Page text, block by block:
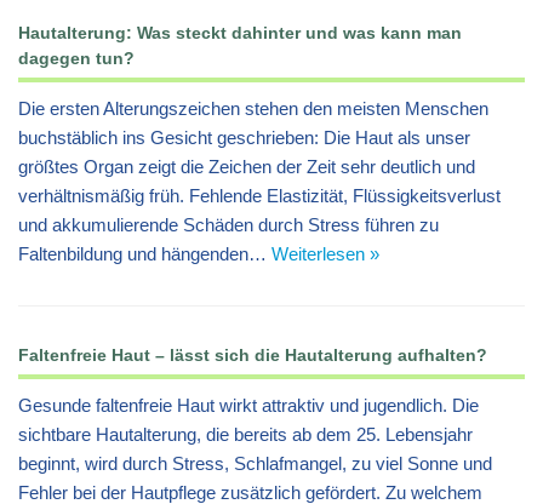
Hautalterung: Was steckt dahinter und was kann man
dagegen tun?
Die ersten Alterungszeichen stehen den meisten Menschen
buchstäblich ins Gesicht geschrieben: Die Haut als unser
größtes Organ zeigt die Zeichen der Zeit sehr deutlich und
verhältnismäßig früh. Fehlende Elastizität, Flüssigkeitsverlust
und akkumulierende Schäden durch Stress führen zu
Faltenbildung und hängenden… Weiterlesen »
Faltenfreie Haut – lässt sich die Hautalterung aufhalten?
Gesunde faltenfreie Haut wirkt attraktiv und jugendlich. Die
sichtbare Hautalterung, die bereits ab dem 25. Lebensjahr
beginnt, wird durch Stress, Schlafmangel, zu viel Sonne und
Fehler bei der Hautpflege zusätzlich gefördert. Zu welchem